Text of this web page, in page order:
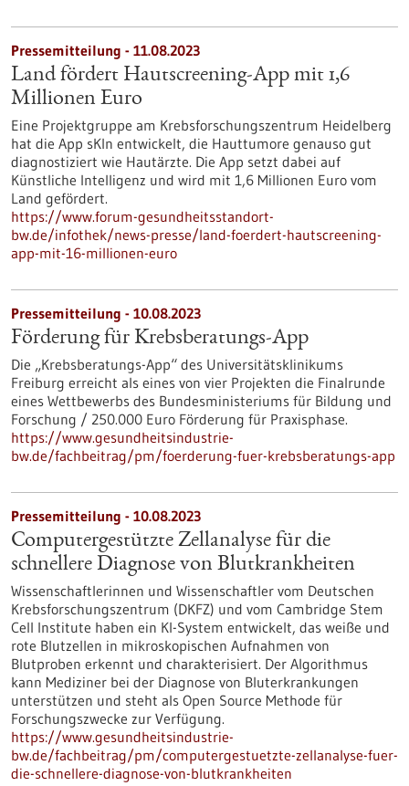
Pressemitteilung - 11.08.2023
Land fördert Hautscreening-App mit 1,6
Millionen Euro
Eine Projektgruppe am Krebsforschungszentrum Heidelberg
hat die App sKIn entwickelt, die Hauttumore genauso gut
diagnostiziert wie Hautärzte. Die App setzt dabei auf
Künstliche Intelligenz und wird mit 1,6 Millionen Euro vom
Land gefördert.
https://www.forum-gesundheitsstandort-
bw.de/infothek/news-presse/land-foerdert-hautscreening-
app-mit-16-millionen-euro
Pressemitteilung - 10.08.2023
Förderung für Krebsberatungs-App
Die „Krebsberatungs-App“ des Universitätsklinikums
Freiburg erreicht als eines von vier Projekten die Finalrunde
eines Wettbewerbs des Bundesministeriums für Bildung und
Forschung / 250.000 Euro Förderung für Praxisphase.
https://www.gesundheitsindustrie-
bw.de/fachbeitrag/pm/foerderung-fuer-krebsberatungs-app
Pressemitteilung - 10.08.2023
Computergestützte Zellanalyse für die
schnellere Diagnose von Blutkrankheiten
Wissenschaftlerinnen und Wissenschaftler vom Deutschen
Krebsforschungszentrum (DKFZ) und vom Cambridge Stem
Cell Institute haben ein KI-System entwickelt, das weiße und
rote Blutzellen in mikroskopischen Aufnahmen von
Blutproben erkennt und charakterisiert. Der Algorithmus
kann Mediziner bei der Diagnose von Bluterkrankungen
unterstützen und steht als Open Source Methode für
Forschungszwecke zur Verfügung.
https://www.gesundheitsindustrie-
bw.de/fachbeitrag/pm/computergestuetzte-zellanalyse-fuer-
die-schnellere-diagnose-von-blutkrankheiten